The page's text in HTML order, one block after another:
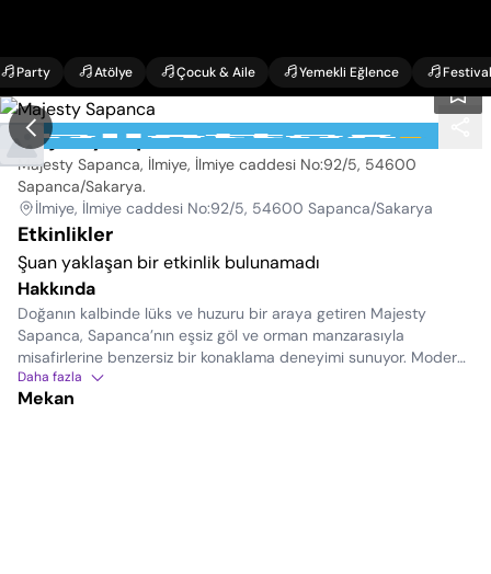
Party Atölye Çocuk & Aile Yemekli Eğlence Festival
Majesty Sapanca
Majesty Sapanca, İlmiye, İlmiye caddesi No:92/5, 54600
Sapanca/Sakarya.
İlmiye, İlmiye caddesi No:92/5, 54600 Sapanca/Sakarya
Etkinlikler
Şuan yaklaşan bir etkinlik bulunamadı
Hakkında
Doğanın kalbinde lüks ve huzuru bir araya getiren Majesty
Sapanca, Sapanca’nın eşsiz göl ve orman manzarasıyla
misafirlerine benzersiz bir konaklama deneyimi sunuyor. Modern
ve konforlu bungalovları, özel havuz seçenekleri ve doğayla iç içe
atmosferiyle dinlendirici bir tatil geçirmek isteyenler için ideal bir
Daha fazla
Mekan